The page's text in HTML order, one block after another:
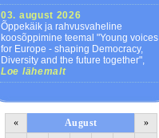
03. august 2026
Õppekäik ja rahvusvaheline
koosõppimine teemal "Young voices
for Europe - shaping Democracy,
Diversity and the future together",
Loe lähemalt
« August »